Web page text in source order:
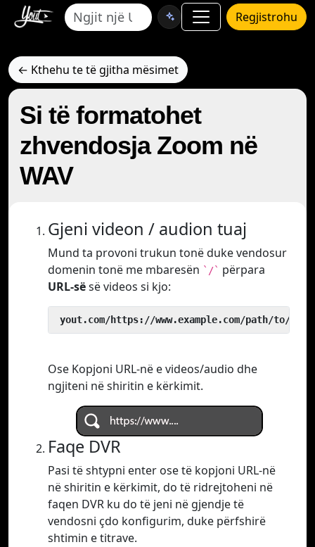
Regjistrohu
← Kthehu te të gjitha mësimet
Si të formatohet
zhvendosja Zoom në
WAV
Gjeni videon / audion tuaj
Mund ta provoni trukun tonë duke vendosur
domenin tonë me mbaresën `/` përpara
URL-sësë videos si kjo:
yout.com/https://www.example.com/path/to/
Ose Kopjoni URL-në e videos/audio dhe
ngjiteni në shiritin e kërkimit.
Faqe DVR
Pasi të shtypni enter ose të kopjoni URL-në
në shiritin e kërkimit, do të ridrejtoheni në
faqen DVR ku do të jeni në gjendje të
vendosni çdo konfigurim, duke përfshirë
shtimin e titrave.